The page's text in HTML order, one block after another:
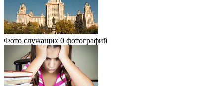
Фото служащих 0 фотографий